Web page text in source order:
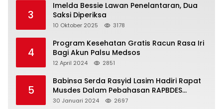
3
Imelda Bessie Lawan Penelantaran, Dua
Saksi Diperiksa
10 Oktober 2025 3178
4
Program Kesehatan Gratis Racun Rasa Iri
Bagi Akun Palsu Medsos
12 April 2024 2851
5
Babinsa Serda Rasyid Lasim Hadiri Rapat
Musdes Dalam Pebahasan RAPBDES
Bereliku 2024
30 Januari 2024 2697